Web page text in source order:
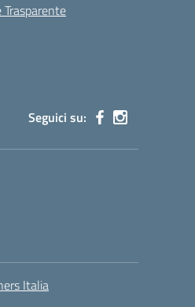
Seguici su:
Italia